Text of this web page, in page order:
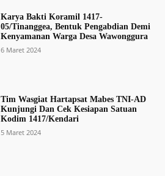
Karya Bakti Koramil 1417-
05/Tinanggea, Bentuk Pengabdian Demi
Kenyamanan Warga Desa Wawonggura
6 Maret 2024
Tim Wasgiat Hartapsat Mabes TNI-AD
Kunjungi Dan Cek Kesiapan Satuan
Kodim 1417/Kendari
5 Maret 2024